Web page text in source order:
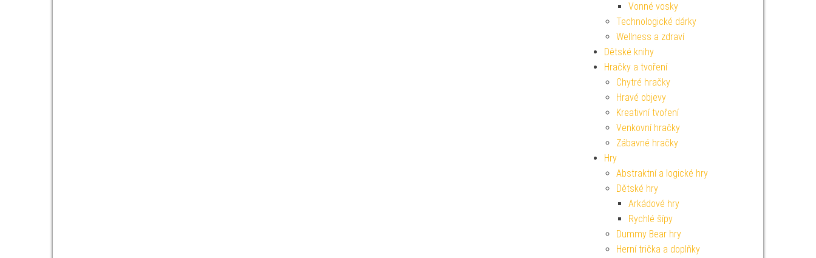
Vonné vosky
Technologické dárky
Wellness a zdraví
Dětské knihy
Hračky a tvoření
Chytré hračky
Hravé objevy
Kreativní tvoření
Venkovní hračky
Zábavné hračky
Hry
Abstraktní a logické hry
Dětské hry
Arkádové hry
Rychlé šípy
Dummy Bear hry
Herní trička a doplňky